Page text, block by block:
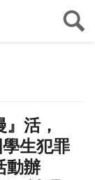
活，
生犯罪
動辦